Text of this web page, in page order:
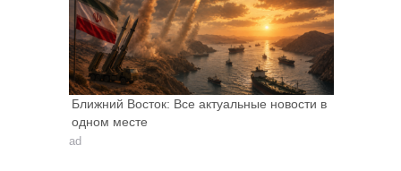
Ближний Восток: Все актуальные новости в
одном месте
ad